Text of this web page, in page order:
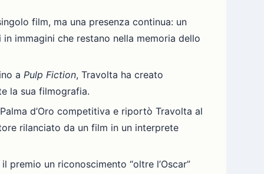
film, ma una presenza continua: un
immagini che restano nella memoria dello
a Pulp Fiction, Travolta ha creato
la sua filmografia.
d’Oro competitiva e riportò Travolta al
rilanciato da un film in un interprete
premio un riconoscimento “oltre l’Oscar”